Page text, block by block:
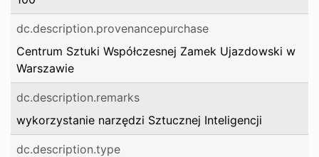
dc.description.provenancepurchase
Centrum Sztuki Współczesnej Zamek Ujazdowski w
Warszawie
dc.description.remarks
wykorzystanie narzędzi Sztucznej Inteligencji
dc.description.type